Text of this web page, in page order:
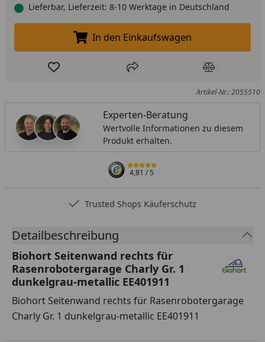
Lieferbar, Lieferzeit: 8-10 Werktage in Deutschland
In den Einkaufswagen legen
In den Einkaufswagen
Produkt zur Wunschliste hinzufügen
Teilen Produkt
Artikel-Nr.: 2055510
Experten-Beratung
Wertvolle Informationen zu diesem
Produkt erhalten.
4,81/ 5
Trusted Shops Käuferschutz
Detailbeschreibung
Biohort Seitenwand rechts für
Rasenrobotergarage Charly Gr. 1
dunkelgrau-metallic EE401911
Biohort Seitenwand rechts für Rasenrobotergarage
Charly Gr. 1 dunkelgrau-metallic EE401911